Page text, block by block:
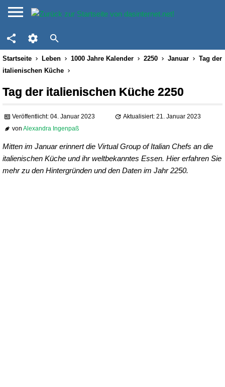
Startseite Leben 1000 Jahre Kalender 2250 Januar
Tag der
italienischen Küche
Tag der italienischen Küche 2250
Veröffentlicht: 04. Januar 2023
Aktualisiert: 21. Januar 2023
vonAlexandra Ingenpaß
Mitten im Januar erinnert die Virtual Group of Italian Chefs an die
italienischen Küche und ihr weltbekanntes Essen. Hier erfahren Sie
mehr zu den Hintergründen und den Daten im Jahr 2250.